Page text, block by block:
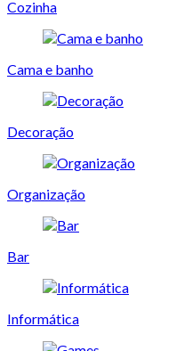
Cozinha
Cama e banho
Decoração
Organização
Bar
Informática